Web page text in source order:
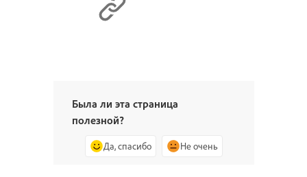
Была ли эта страница
полезной?
Да, спасибо Не очень